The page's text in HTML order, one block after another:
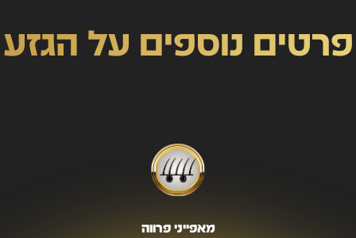
פרטים נוספים על הגזע
מאפייני פרווה